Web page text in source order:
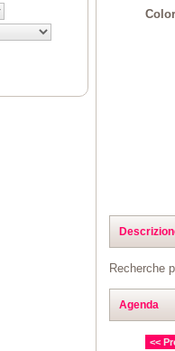
Recherche
Agenda
<<